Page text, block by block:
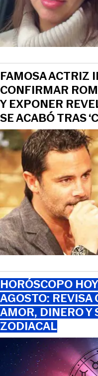
FAMOSA ACTRIZ
CONFIRMAR
Y EXPONER
SE ACABÓ TRAS
HORÓSCOPO
AGOSTO: REVISA
AMOR, DINERO Y
ZODIACAL